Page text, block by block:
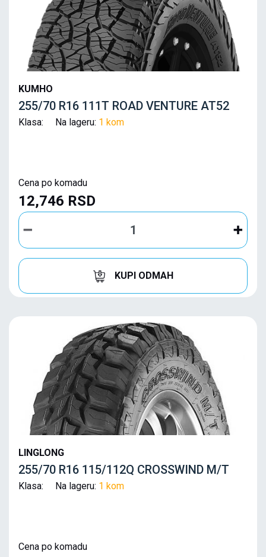
KUMHO
255/70 R16 111T ROAD VENTURE AT52
Klasa: Na lageru: 1 kom
Cena po komadu
12,746 RSD
KUPI ODMAH
LINGLONG
255/70 R16 115/112Q CROSSWIND M/T
Klasa: Na lageru: 1 kom
Cena po komadu